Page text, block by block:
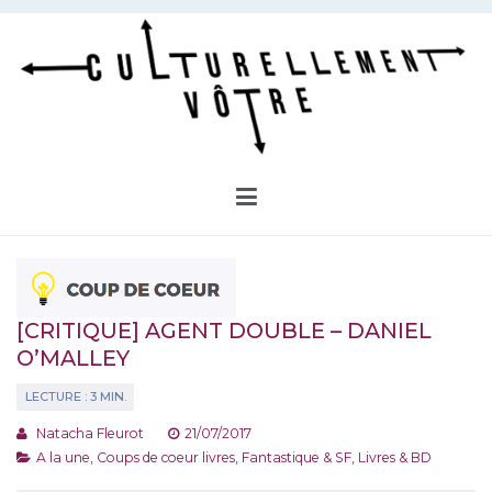
Aller
contenu
[CRITIQUE] AGENT DOUBLE – DANIEL
O’MALLEY
Natacha Fleurot
21/07/2017
A la une Coups de coeur livres Fantastique & SF Livres & BD